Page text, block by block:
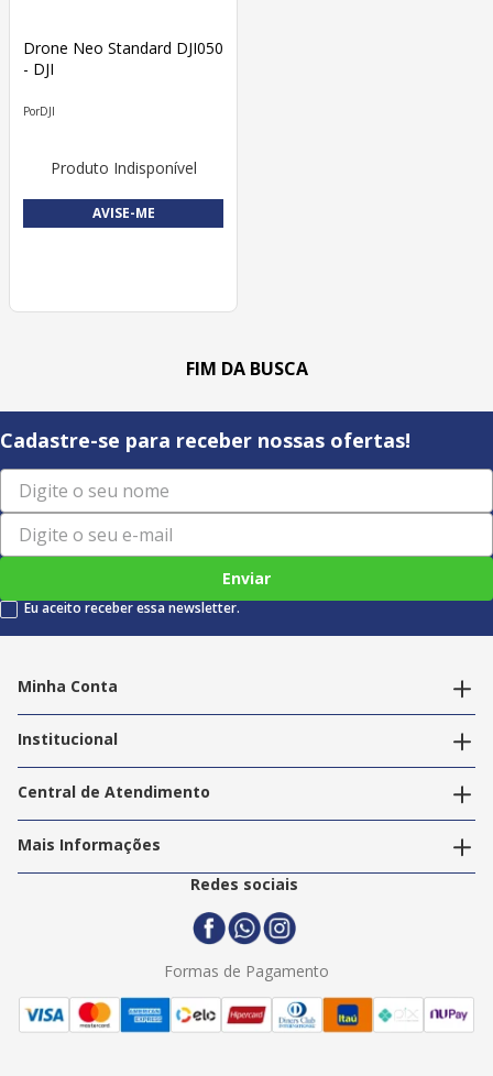
Drone Neo Standard DJI050
- DJI
DJI
Produto Indisponível
AVISE-ME
Cadastre-se para receber nossas ofertas!
Enviar
Eu aceito receber essa newsletter.
Minha Conta
Editar endereços
Institucional
Nossas Lojas
Trabalhe Conosco
Central de Atendimento
Política de Privacidade
Termos e Condições
Politica de Entrega
Mais Informações
2ª Via Nota Fiscal
Redes sociais
Formas de Pagamento